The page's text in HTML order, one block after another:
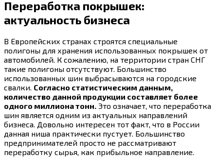
Переработка покрышек:
актуальность бизнеса
В Европейских странах строятся специальные
полигоны для хранения использованных покрышек от
автомобилей. К сожалению, на территории стран СНГ
такие полигоны отсутствуют. Большинство
использованных шин выбрасываются на городские
свалки. Согласно статистическим данным,
количество данной продукции составляет более
одного миллиона тонн. Это означает, что переработка
шин является одним из актуальных направлений
бизнеса. Довольно интересен тот факт, что в России
данная ниша практически пустует. Большинство
предпринимателей просто не рассматривают
переработку сырья, как прибыльное направление.